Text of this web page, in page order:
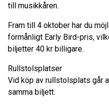
till musikkåren.
Fram till 4 oktober har du
förmånligt Early Bird-pris,
biljetter 40 kr billigare.
Rullstolsplatser
Vid köp av rullstolsplats går
samma biljett.